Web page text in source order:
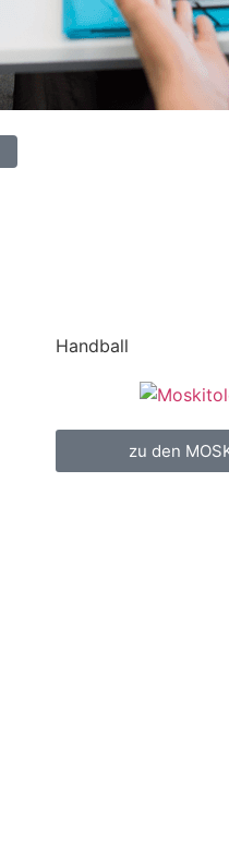
Handball
zu den